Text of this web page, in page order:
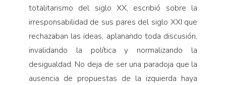
totalitarismo del siglo XX, escribió sobre la
irresponsabilidad de sus pares del siglo XXI que
rechazaban las ideas, aplanando toda discusión,
invalidando la política y normalizando la
desigualdad. No deja de ser una paradoja que la
ausencia de propuestas de la izquierda haya